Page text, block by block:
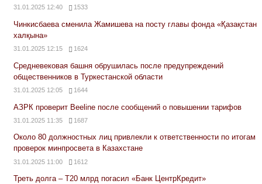
31.01.2025 12:40 1533
Чинкисбаева сменила Жамишева на посту главы фонда «Қазақстан
халқына»
31.01.2025 12:15 1624
Средневековая башня обрушилась после предупреждений
общественников в Туркестанской области
31.01.2025 12:05 1644
АЗРК проверит Beeline после сообщений о повышении тарифов
31.01.2025 11:35 1687
Около 80 должностных лиц привлекли к ответственности по итогам
проверок минпросвета в Казахстане
31.01.2025 11:00 1612
Треть долга – Т20 млрд погасил «Банк ЦентрКредит»